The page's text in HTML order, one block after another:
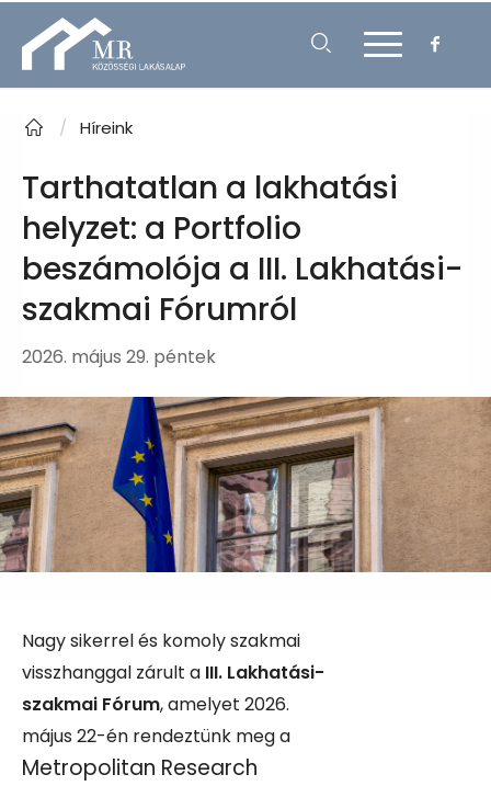
/ Híreink
Tarthatatlan a lakhatási
helyzet: a Portfolio
beszámolója a III. Lakhatási-
szakmai Fórumról
2026. május 29. péntek
Nagy sikerrel és komoly szakmai
visszhanggal zárult a III. Lakhatási-
szakmai Fórum, amelyet 2026.
május 22-én rendeztünk meg a
Metropolitan Research